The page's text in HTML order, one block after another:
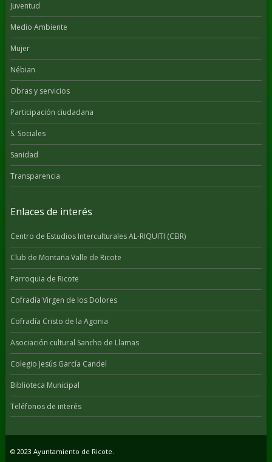
Juventud
Medio Ambiente
Mujer
Nébian
Obras y servicios
Participación ciudadana
S. Sociales
Sanidad
Transparencia
Enlaces de interés
Centro de Estudios Interculturales AL-RIQUITI (CEIR)
Club de Montaña Valle de Ricote
Parroquia de Ricote
Cofradía Virgen de los Dolores
Cofradía Cristo de la Agonia
Asociación cultural Sancho de Llamas
Colegio Jesús García Candel
Biblioteca Municipal
Teléfonos de interés
© 2023 Ayuntamiento de Ricote.